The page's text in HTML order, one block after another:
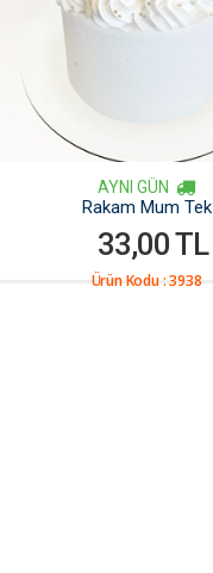
AYNI GÜN
Rakam Mum Tek
33,00 TL
Ürün Kodu :3938